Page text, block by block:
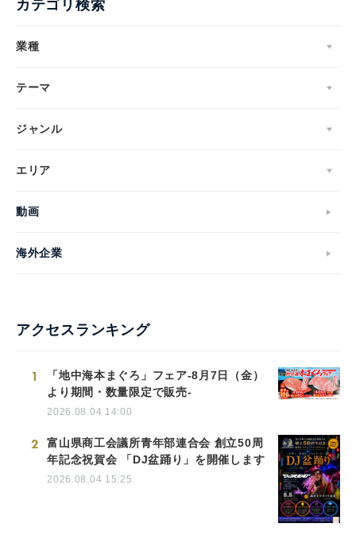
カテゴリ検索
業種
テーマ
ジャンル
エリア
動画
海外企業
アクセスランキング
1
「地中海本まぐろ」フェア-8月7日（金）
より期間・数量限定で販売-
2026.08.04 14:00
2
富山県商工会議所青年部連合会 創立50周
年記念祝賀会 「DJ盆踊り」を開催します
2026.08.04 15:25